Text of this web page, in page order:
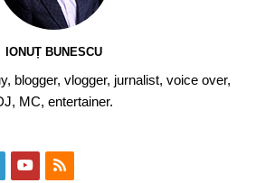
IONUȚ BUNESCU
blogger, vlogger, jurnalist, voice over,
MC, entertainer.